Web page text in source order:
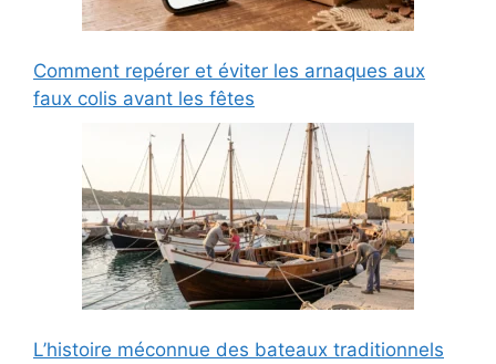
Comment repérer et éviter les arnaques aux
faux colis avant les fêtes
L’histoire méconnue des bateaux traditionnels